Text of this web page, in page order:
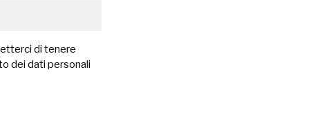
di tenere
dei dati personali